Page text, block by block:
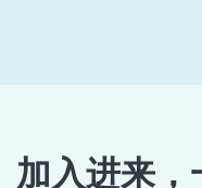
加入进来，